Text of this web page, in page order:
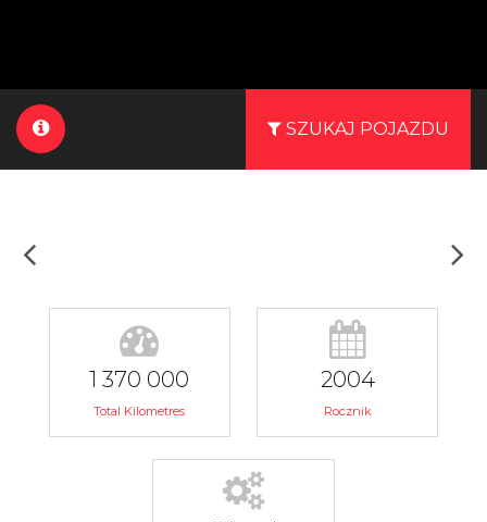
SZUKAJ POJAZDU
1 370 000
Total Kilometres
2004
Rocznik